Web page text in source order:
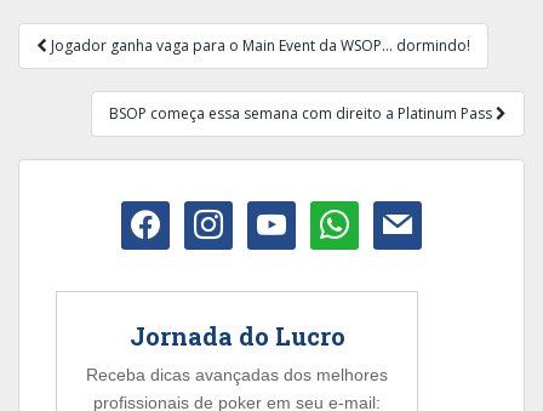
Navegação
de
Jogador ganha vaga para o Main Event da WSOP… dormindo!
BSOP começa essa semana com direito a Platinum Pass
facebookinstagramyoutube whatsappmail
Jornada do Lucro
Receba dicas avançadas dos melhores
profissionais de poker em seu e-mail: